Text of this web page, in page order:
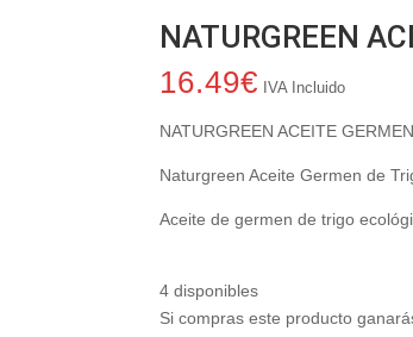
NATURGREEN
16.49€ IVA Incluido
NATURGREEN ACEITE
Naturgreen Aceite Germen de
Aceite de germen de trigo
4 disponibles
Si compras este producto